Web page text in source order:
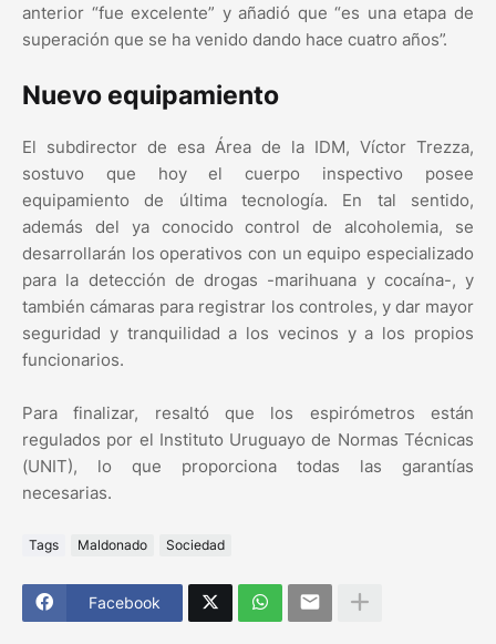
anterior “fue excelente” y añadió que “es una etapa de
superación que se ha venido dando hace cuatro años”.
Nuevo equipamiento
El subdirector de esa Área de la IDM, Víctor Trezza,
sostuvo que hoy el cuerpo inspectivo posee
equipamiento de última tecnología. En tal sentido,
además del ya conocido control de alcoholemia, se
desarrollarán los operativos con un equipo especializado
para la detección de drogas -marihuana y cocaína-, y
también cámaras para registrar los controles, y dar mayor
seguridad y tranquilidad a los vecinos y a los propios
funcionarios.
Para finalizar, resaltó que los espirómetros están
regulados por el Instituto Uruguayo de Normas Técnicas
(UNIT), lo que proporciona todas las garantías
necesarias.
Tags Maldonado Sociedad
Facebook